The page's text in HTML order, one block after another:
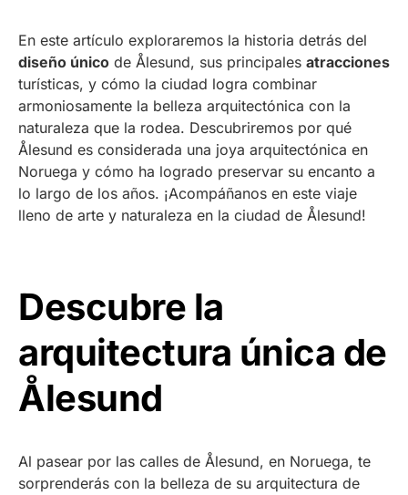
En este artículo exploraremos la historia detrás del
diseño único de Ålesund, sus principales atracciones
turísticas, y cómo la ciudad logra combinar
armoniosamente la belleza arquitectónica con la
naturaleza que la rodea. Descubriremos por qué
Ålesund es considerada una joya arquitectónica en
Noruega y cómo ha logrado preservar su encanto a
lo largo de los años. ¡Acompáñanos en este viaje
lleno de arte y naturaleza en la ciudad de Ålesund!
Descubre la
arquitectura única de
Ålesund
Al pasear por las calles de Ålesund, en Noruega, te
sorprenderás con la belleza de su arquitectura de